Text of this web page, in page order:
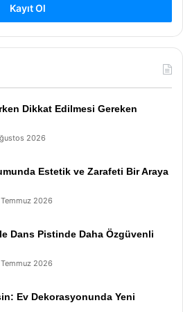
Kayıt Ol
Dikkat Edilmesi Gereken
2026
Estetik ve Zarafeti Bir Araya
2026
Dans Pistinde Daha Özgüvenli
2026
Ev Dekorasyonunda Yeni